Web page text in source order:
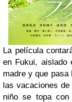
La película
en Fukui, aislado
madre y que
las vacaciones
niño se topa